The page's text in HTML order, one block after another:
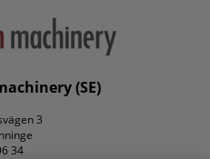
(SE)
3
34